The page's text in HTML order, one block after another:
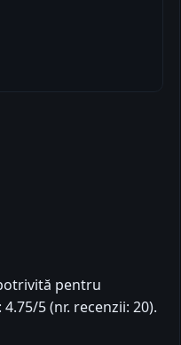
pentru
5 (nr. recenzii: 20).